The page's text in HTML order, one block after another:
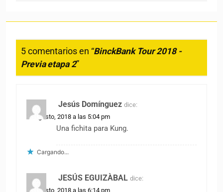
5 comentarios en “BinckBank Tour 2018 -
Previa etapa 2”
Jesús Domínguez dice:
13 agosto, 2018 a las 5:04 pm
Una fichita para Kung.
Cargando...
JESÚS EGUIZÀBAL dice:
13 agosto, 2018 a las 6:14 pm